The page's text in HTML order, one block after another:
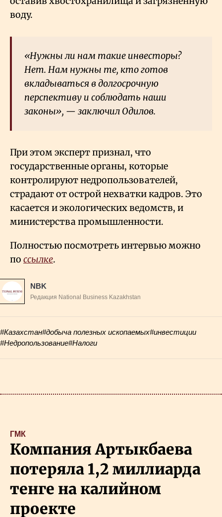
воду.
«Нужны ли нам такие инвесторы?
Нет. Нам нужны те, кто готов
вкладываться в долгосрочную
перспективу и соблюдать наши
законы», — заключил Одилов.
При этом эксперт признал, что
государственные органы, которые
контролируют недропользователей,
страдают от острой нехватки кадров. Это
касается и экологических ведомств, и
министерства промышленности.
Полностью посмотреть интервью можно
по ссылке.
NBK
Редакция National Business Kazakhstan
#Казахстан#добыча полезных ископаемых#инвестиции
#Недропользование#Налоги
ГМК
Компания Артыкбаева
потеряла 1,2 миллиарда
тенге на калийном
проекте